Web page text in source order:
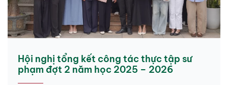
Hội nghị tổng kết công tác thực tập sư
phạm đợt 2 năm học 2025 – 2026